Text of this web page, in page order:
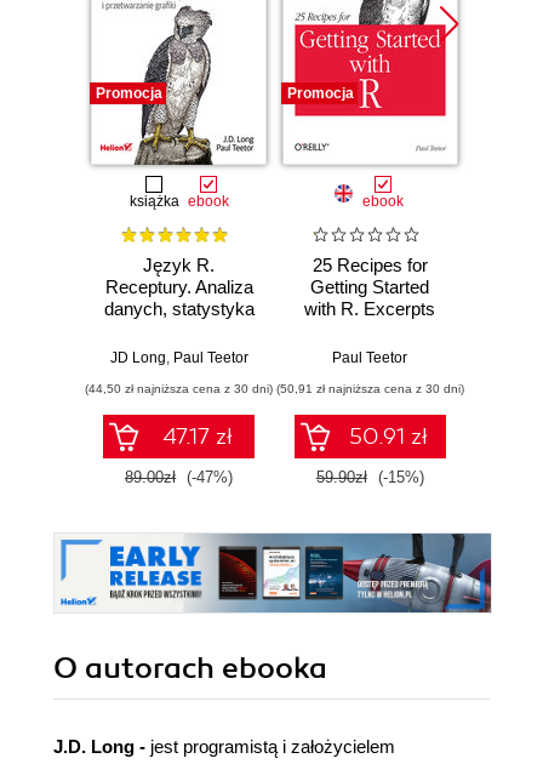
Promocja
książka ebook
Język R.
Receptury. Analiza
danych, statystyka
grafiki. Wydanie II
JD Long, Paul Teetor
(44,50 zł najniższa cena z 30 dni)
47.17 zł
89.00zł (-47%)
Promocja
ebook
25 Recipes for
Getting Started
with R. Excerpts
Cookbook
Paul Teetor
(50,91 zł najniższa cena z 30 dni)
50.91 zł
59.90zł (-15%)
O autorach ebooka
J.D. Long - jest programistą i założycielem